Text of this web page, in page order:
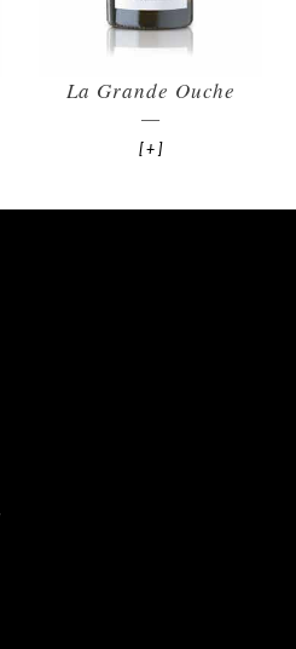
La Grande Ouche
[ + ]